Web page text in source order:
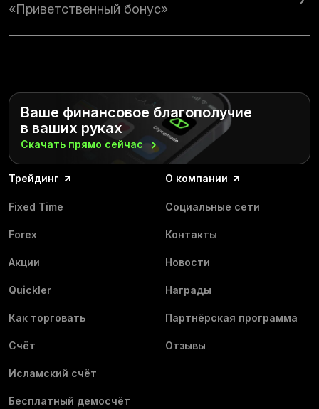
«Приветственный бонус»
Ваше финансовое благополучие
в ваших руках
Скачать прямо сейчас
Трейдинг
Fixed Time
Forex
Акции
Quickler
Как торговать
Счёт
Исламский счёт
Бесплатный демосчёт
О компании
Социальные сети
Контакты
Новости
Награды
Партнёрская программа
Отзывы